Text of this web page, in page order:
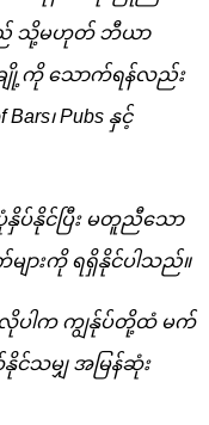
သို့မဟုတ် ဘီယာ
ကို သောက်ရန်လည်း
၊ Pubs နှင့်
ပ်နိုင်ပြီး မတူညီသော
ားကို ရရှိနိုင်ပါသည်။
ပါက ကျွန်ုပ်တို့ထံ မက်
င်သမျှ အမြန်ဆုံး